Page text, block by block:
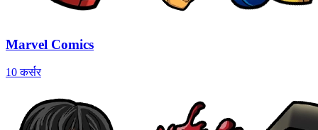
Marvel Comics
10 कर्सर